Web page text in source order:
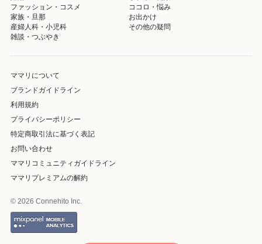
ファッション・コスメ
ココロ・悩み
家族・旦那
お出かけ
産婦人科・小児科
その他の疑問
雑談・つぶやき
ママリについて
ブランドガイドライン
利用規約
プライバシーポリシー
特定商取引法に基づく表記
お問い合わせ
ママリコミュニティガイドライン
ママリプレミアムの解約
© 2026 Connehito Inc.